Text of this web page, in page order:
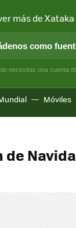
MÓVIL Y SOCIEDAD
Móviles
más de
como
necesitas una cuenta